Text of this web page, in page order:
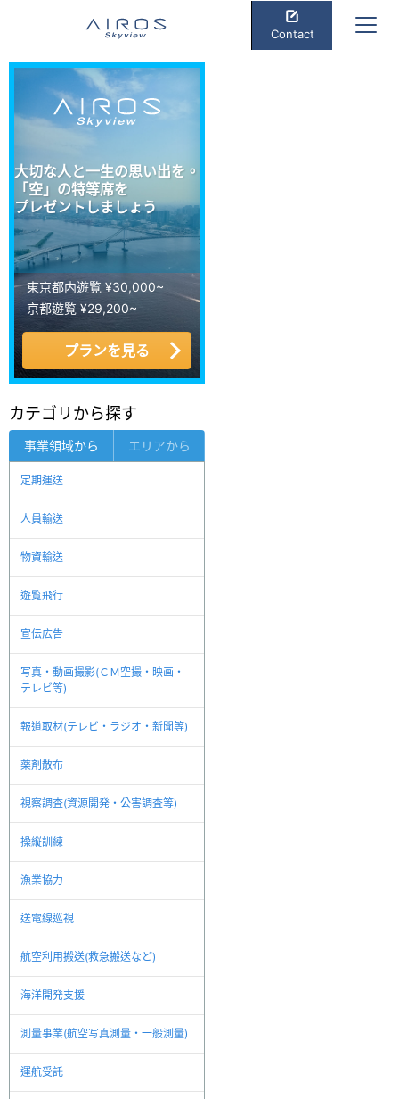
Contact
大切な人と一生の思い出を。
「空」の特等席を
プレゼントしましょう
東京都内遊覧 ¥30,000~
京都遊覧 ¥29,200~
プランを見る
カテゴリから探す
事業領域から エリアから
定期運送
人員輸送
物資輸送
遊覧飛行
宣伝広告
写真・動画撮影(ＣＭ空撮・映画・
テレビ等)
報道取材(テレビ・ラジオ・新聞等)
薬剤散布
視察調査(資源開発・公害調査等)
操縦訓練
漁業協力
送電線巡視
航空利用搬送(救急搬送など)
海洋開発支援
測量事業(航空写真測量・一般測量)
運航受託